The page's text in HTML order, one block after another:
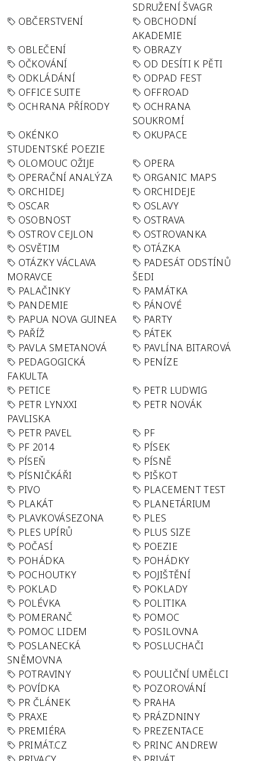
SDRUŽENÍ ŠVAGR
OBČERSTVENÍ
OBCHODNÍ
AKADEMIE
OBLEČENÍ
OBRAZY
OČKOVÁNÍ
OD DESÍTI K PĚTI
ODKLÁDÁNÍ
ODPAD FEST
OFFICE SUITE
OFFROAD
OCHRANA PŘÍRODY
OCHRANA
SOUKROMÍ
OKÉNKO
STUDENTSKÉ POEZIE
OKUPACE
OLOMOUC OŽIJE
OPERA
OPERAČNÍ ANALÝZA
ORGANIC MAPS
ORCHIDEJ
ORCHIDEJE
OSCAR
OSLAVY
OSOBNOST
OSTRAVA
OSTROV CEJLON
OSTROVANKA
OSVĚTIM
OTÁZKA
OTÁZKY VÁCLAVA
MORAVCE
PADESÁT ODSTÍNŮ
ŠEDI
PALAČINKY
PAMÁTKA
PANDEMIE
PÁNOVÉ
PAPUA NOVA GUINEA
PARTY
PAŘÍŽ
PÁTEK
PAVLA SMETANOVÁ
PAVLÍNA BITAROVÁ
PEDAGOGICKÁ
FAKULTA
PENÍZE
PETICE
PETR LUDWIG
PETR LYNXXI
PAVLISKA
PETR NOVÁK
PETR PAVEL
PF
PF 2014
PÍSEK
PÍSEŇ
PÍSNĚ
PÍSNIČKÁŘI
PIŠKOT
PIVO
PLACEMENT TEST
PLAKÁT
PLANETÁRIUM
PLAVKOVÁSEZONA
PLES
PLES UPÍRŮ
PLUS SIZE
POČASÍ
POEZIE
POHÁDKA
POHÁDKY
POCHOUTKY
POJIŠTĚNÍ
POKLAD
POKLADY
POLÉVKA
POLITIKA
POMERANČ
POMOC
POMOC LIDEM
POSILOVNA
POSLANECKÁ
SNĚMOVNA
POSLUCHAČI
POTRAVINY
POULIČNÍ UMĚLCI
POVÍDKA
POZOROVÁNÍ
PR ČLÁNEK
PRAHA
PRAXE
PRÁZDNINY
PREMIÉRA
PREZENTACE
PRIMÁT.CZ
PRINC ANDREW